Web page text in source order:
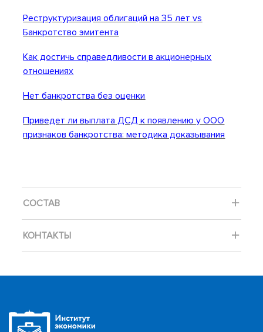
Реструктуризация облигаций на 35 лет vs
Банкротство эмитента
Как достичь справедливости в акционерных
отношениях
Нет банкротства без оценки
Приведет ли выплата ДСД к появлению у ООО
признаков банкротства: методика доказывания
СОСТАВ
КОНТАКТЫ